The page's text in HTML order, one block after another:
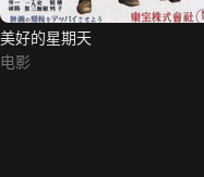
美好的星期天
电影